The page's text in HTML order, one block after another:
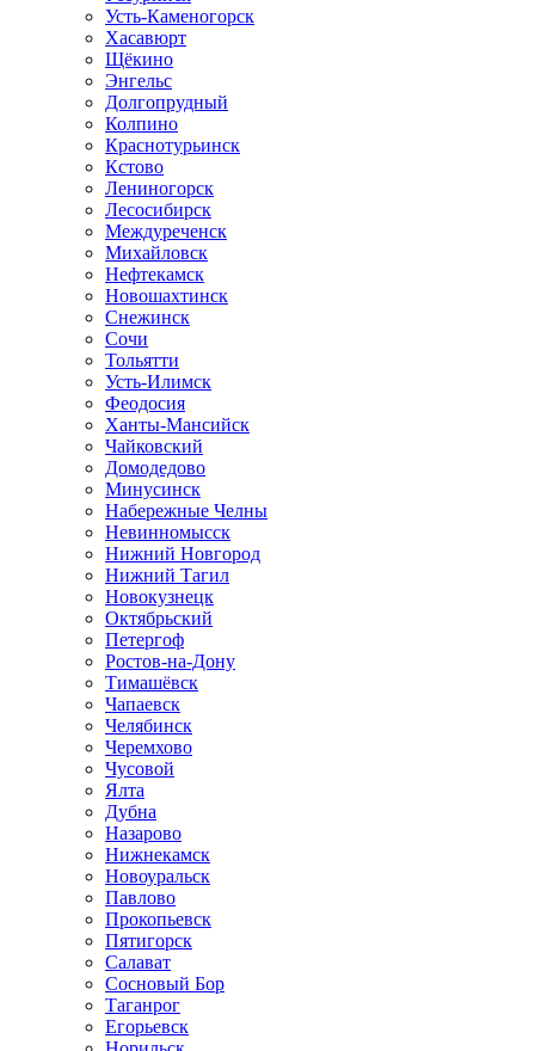
Усть-Каменогорск
Хасавюрт
Щёкино
Энгельс
Долгопрудный
Колпино
Краснотурьинск
Кстово
Лениногорск
Лесосибирск
Междуреченск
Михайловск
Нефтекамск
Новошахтинск
Снежинск
Сочи
Тольятти
Усть-Илимск
Феодосия
Ханты-Мансийск
Чайковский
Домодедово
Минусинск
Набережные Челны
Невинномысск
Нижний Новгород
Нижний Тагил
Новокузнецк
Октябрьский
Петергоф
Ростов-на-Дону
Тимашёвск
Чапаевск
Челябинск
Черемхово
Чусовой
Ялта
Дубна
Назарово
Нижнекамск
Новоуральск
Павлово
Прокопьевск
Пятигорск
Салават
Сосновый Бор
Таганрог
Егорьевск